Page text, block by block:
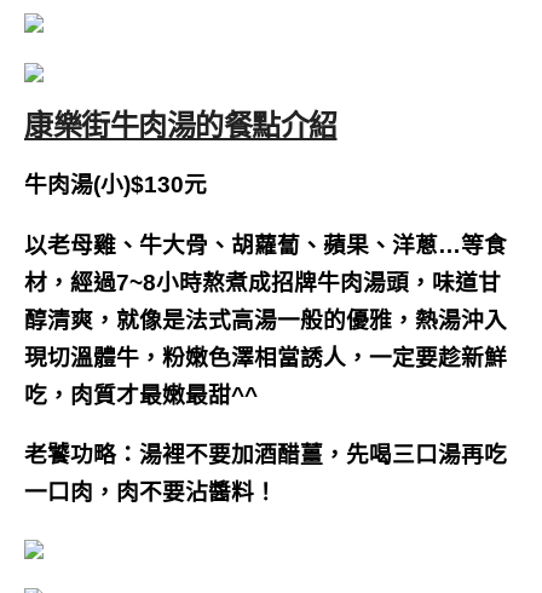
康樂街牛肉湯的餐點介紹
牛肉湯(小)$130元
以老母雞、牛大骨、胡蘿蔔、蘋果、洋蔥…等食
材，經過7~8小時熬煮成招牌牛肉湯頭，味道甘
醇清爽，就像是法式高湯一般的優雅，熱湯沖入
現切溫體牛，粉嫩色澤相當誘人，一定要趁新鮮
吃，肉質才最嫩最甜^^
老饕功略：湯裡不要加酒醋薑，先喝三口湯再吃
一口肉，肉不要沾醬料！